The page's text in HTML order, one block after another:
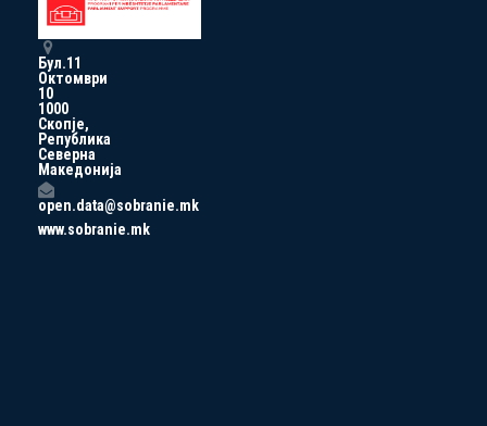
Бул.11
Октомври
10
1000
Скопје,
Република
Северна
Македонија
open.data@sobranie.mk
www.sobranie.mk